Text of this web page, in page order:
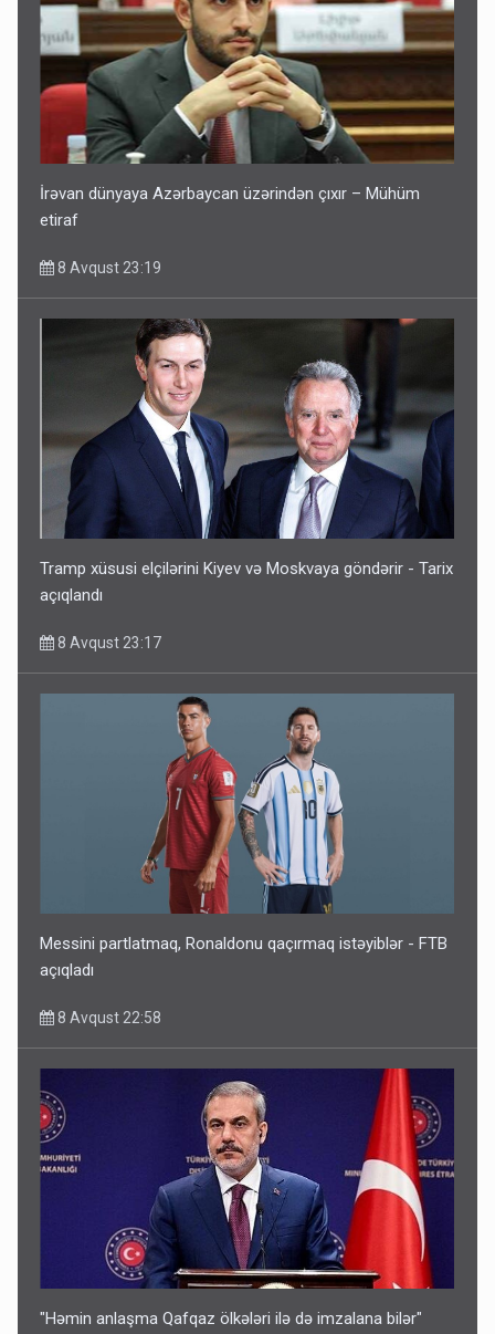
İrəvan dünyaya Azərbaycan üzərindən çıxır – Mühüm
etiraf
8 Avqust 23:19
Tramp xüsusi elçilərini Kiyev və Moskvaya göndərir - Tarix
açıqlandı
8 Avqust 23:17
Messini partlatmaq, Ronaldonu qaçırmaq istəyiblər - FTB
açıqladı
8 Avqust 22:58
"Həmin anlaşma Qafqaz ölkələri ilə də imzalana bilər"